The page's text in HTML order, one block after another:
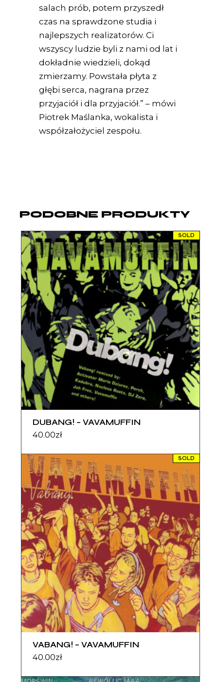
salach prób, potem przyszedł
czas na sprawdzone studia i
najlepszych realizatorów. Ci
wszyscy ludzie byli z nami od lat i
dokładnie wiedzieli, dokąd
zmierzamy. Powstała płyta z
głębi serca, nagrana przez
przyjaciół i dla przyjaciół.” – mówi
Piotrek Maślanka, wokalista i
współzałożyciel zespołu.
PODOBNE PRODUKTY
SOLD
DUBANG! – VAVAMUFFIN
40.00zł
SOLD
VABANG! – VAVAMUFFIN
40.00zł